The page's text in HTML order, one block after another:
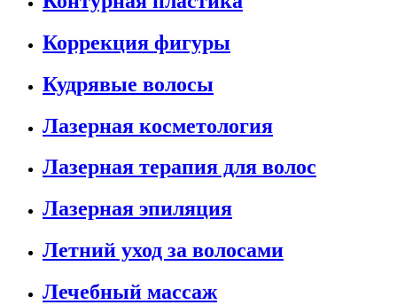
Коррекция фигуры
Кудрявые волосы
Лазерная косметология
Лазерная терапия для волос
Лазерная эпиляция
Летний уход за волосами
Лечебный массаж